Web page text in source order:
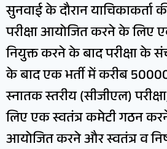
सुनवाई के दौरान
परीक्षा आयोजित करने के लिए
नियुक्त करने के बाद परीक्षा के
के बाद एक भर्ती में करीब 50000
स्नातक स्तरीय (सीजीएल)
लिए एक स्वतंत्र कमेटी गठन
आयोजित करने और स्वतंत्र व